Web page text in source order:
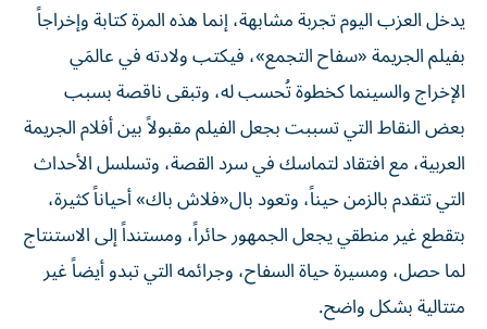
يدخل العزب اليوم تجربة مشابهة، إنما هذه المرة كتابة وإخراجاً
بفيلم الجريمة «سفاح التجمع»، فيكتب ولادته في عالمَي
الإخراج والسينما كخطوة تُحسب له، وتبقى ناقصة بسبب
بعض النقاط التي تسببت بجعل الفيلم مقبولاً بين أفلام الجريمة
العربية، مع افتقاد لتماسك في سرد القصة، وتسلسل الأحداث
التي تتقدم بالزمن حيناً، وتعود بال«فلاش باك» أحياناً كثيرة،
بتقطع غير منطقي يجعل الجمهور حائراً، ومستنداً إلى الاستنتاج
لما حصل، ومسيرة حياة السفاح، وجرائمه التي تبدو أيضاً غير
متتالية بشكل واضح.